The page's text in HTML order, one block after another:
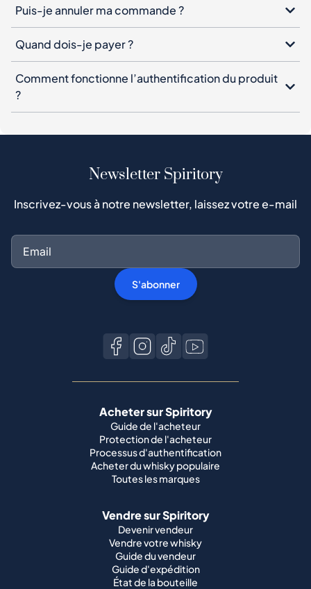
Puis-je annuler ma commande ?
Quand dois-je payer ?
Comment fonctionne l’authentification du produit
?
Newsletter Spiritory
Inscrivez-vous à notre newsletter, laissez votre e-mail
S'abonner
Acheter sur Spiritory
Guide de l'acheteur
Protection de l'acheteur
Processus d'authentification
Acheter du whisky populaire
Toutes les marques
Vendre sur Spiritory
Devenir vendeur
Vendre votre whisky
Guide du vendeur
Guide d'expédition
État de la bouteille